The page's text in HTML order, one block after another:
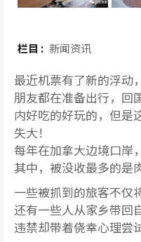
栏目 : 新闻资讯
最近机票有了新的浮动
朋友都在准备出行，回
内好吃的好玩的，但是
失大！
每年在加拿大边境口岸
其中，被没收最多的是
一些被抓到的旅客不仅
还有一些人从家乡带回
违禁却带着侥幸心理尝